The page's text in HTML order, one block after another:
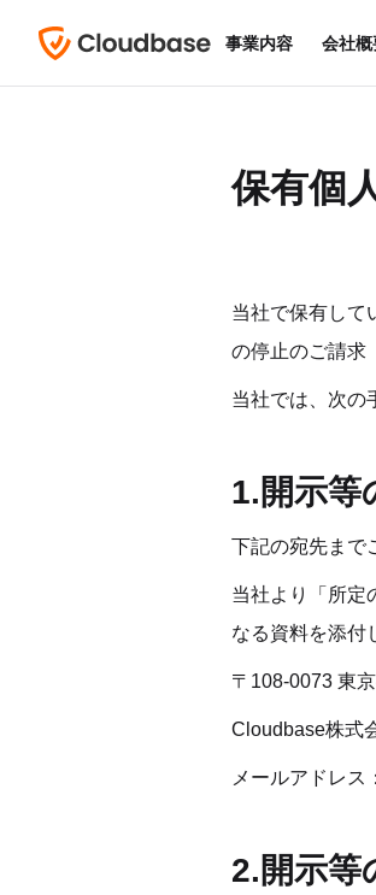
事業内容 会社概
保有個
当社で保有して
の停止のご請求
当社では、次の
1.開示等
下記の宛先まで
当社より「所定
なる資料を添付
〒108-0073 東
Cloudbase株式
メールアドレス：
2.開示等